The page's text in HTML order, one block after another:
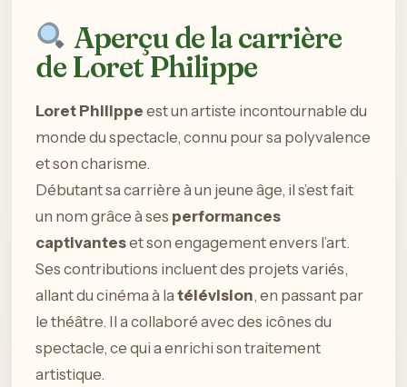
Aperçu de la carrière
de Loret Philippe
Loret Philippe est un artiste incontournable du
monde du spectacle, connu pour sa polyvalence
et son charisme.
Débutant sa carrière à un jeune âge, il s’est fait
un nom grâce à ses performances
captivanteset son engagement envers l’art.
Ses contributions incluent des projets variés,
allant du cinéma à la télévision, en passant par
le théâtre. Il a collaboré avec des icônes du
spectacle, ce qui a enrichi son traitement
artistique.